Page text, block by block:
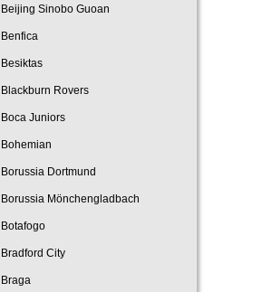
Beijing Sinobo Guoan
Benfica
Besiktas
Blackburn Rovers
Boca Juniors
Bohemian
Borussia Dortmund
Borussia Mönchengladbach
Botafogo
Bradford City
Braga